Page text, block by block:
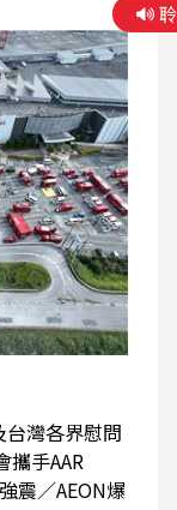
灣各界慰問
手AAR
震／AEON爆